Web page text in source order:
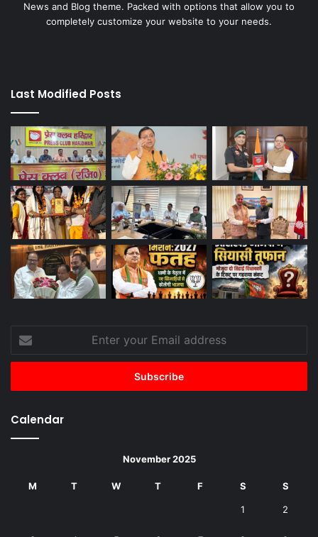
News and Blog theme. Packed with options that allow you to
completely customize your website to your needs.
Last Modified Posts
your
Email
Calendar
November 2025
M T W T F S S
1 2